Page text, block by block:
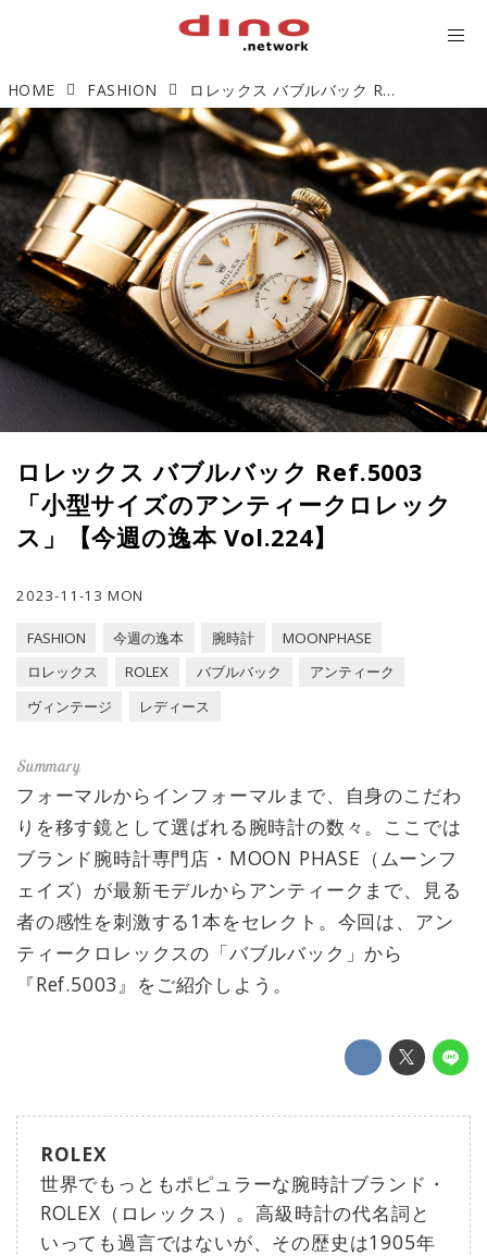
HOME FASHION ロレックス バブルバック Ref.5003 「小型サイズのアンティークロレックス」【今週の逸本 Vol.224】
ロレックス バブルバック Ref.5003
「小型サイズのアンティークロレック
ス」【今週の逸本 Vol.224】
2023-11-13 MON
FASHION 今週の逸本 腕時計
MOONPHASE
ロレックス
ROLEX バブルバック
アンティーク
ヴィンテージ
レディース
フォーマルからインフォーマルまで、自身のこだわ
りを移す鏡として選ばれる腕時計の数々。ここでは
ブランド腕時計専門店・MOON PHASE（ムーンフ
ェイズ）が最新モデルからアンティークまで、見る
者の感性を刺激する1本をセレクト。今回は、アン
ティークロレックスの「バブルバック」から
『Ref.5003』をご紹介しよう。
ROLEX
世界でもっともポピュラーな腕時計ブランド・
ROLEX（ロレックス）。高級時計の代名詞と
いっても過言ではないが、その歴史は1905年